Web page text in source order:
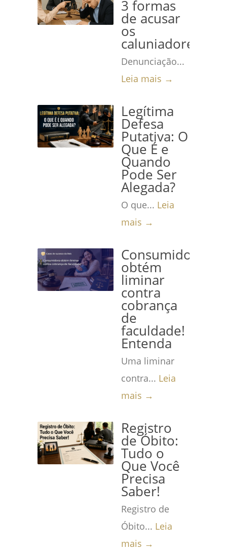
3 formas
de acusar
os
caluniadores
Denunciação...
Leia mais →
Legítima
Defesa
Putativa: O
Que É e
Quando
Pode Ser
Alegada?
O que... Leia
mais →
Consumidora
obtém
liminar
contra
cobrança
de
faculdade!
Entenda
Uma liminar
contra... Leia
mais →
Registro
de Óbito:
Tudo o
Que Você
Precisa
Saber!
Registro de
Óbito... Leia
mais →